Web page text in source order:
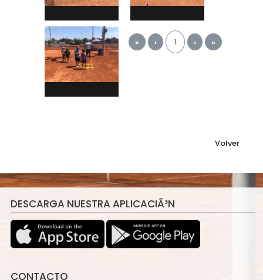
« ‹ 1 › »
Volver
DESCARGA NUESTRA APLICACIÃ³N
CONTACTO